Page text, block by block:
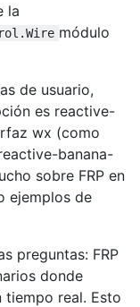
la
módulo
de usuario,
es reactive-
wx (como
banana-
sobre FRP en
ejemplos de
preguntas: FRP
donde
tiempo real. Esto